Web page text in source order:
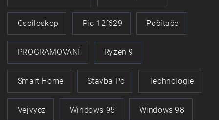
Osciloskop Pic 12f629 Počítače
PROGRAMOVÁNÍ Ryzen 9
Smart Home Stavba Pc Technologie
Vejvycz Windows 95 Windows 98